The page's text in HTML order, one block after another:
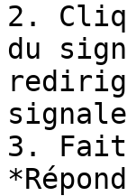
2.
du
3.